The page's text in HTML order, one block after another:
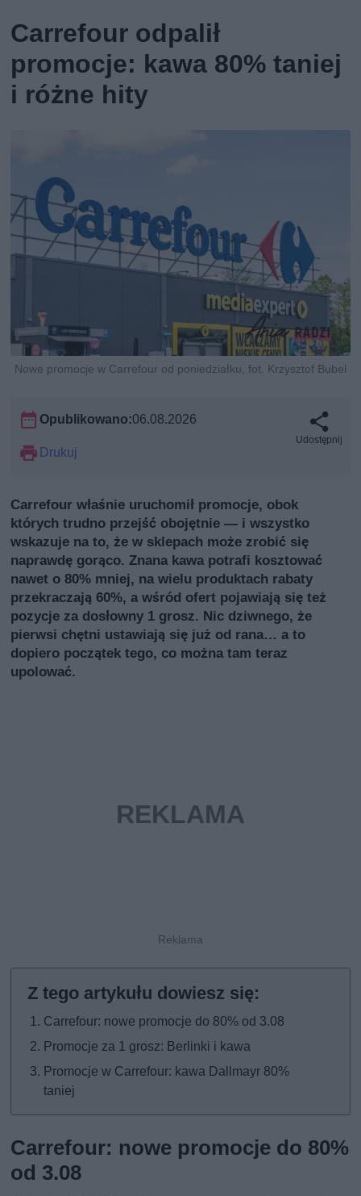
Carrefour odpalił
promocje: kawa 80% taniej
i różne hity
Nowe promocje w Carrefour od poniedziałku, fot. Krzysztof Bubel
Opublikowano:06.08.2026
Drukuj
Udostępnij
Carrefour właśnie uruchomił promocje, obok
których trudno przejść obojętnie — i wszystko
wskazuje na to, że w sklepach może zrobić się
naprawdę gorąco. Znana kawa potrafi kosztować
nawet o 80% mniej, na wielu produktach rabaty
przekraczają 60%, a wśród ofert pojawiają się też
pozycje za dosłowny 1 grosz. Nic dziwnego, że
pierwsi chętni ustawiają się już od rana… a to
dopiero początek tego, co można tam teraz
upolować.
Carrefour: nowe promocje do 80% od 3.08
Promocje za 1 grosz: Berlinki i kawa
Promocje w Carrefour: kawa Dallmayr 80%
taniej
Carrefour: nowe promocje do 80%
od 3.08